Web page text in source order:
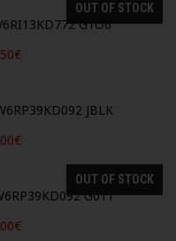
OUT OF STOCK
G1O6
JBLK
OUT OF STOCK
G011